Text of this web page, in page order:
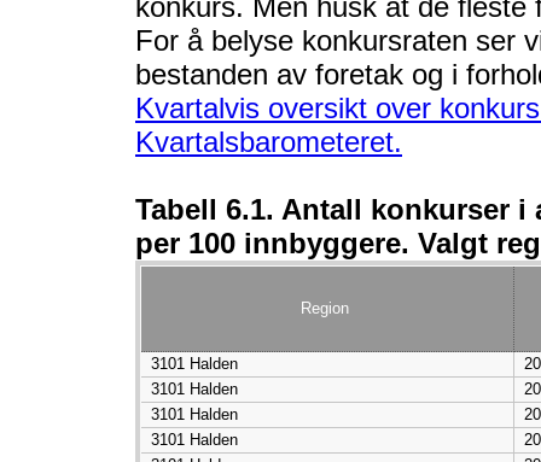
konkurs. Men husk at de
For å belyse konkursraten ser
bestanden av foretak og i
Kvartalvis oversikt over
Kvartalsbarometeret.
Tabell 6.1. Antall konkurser
per 100 innbyggere. Valgt
Region
3101 Halden
3101 Halden
3101 Halden
3101 Halden